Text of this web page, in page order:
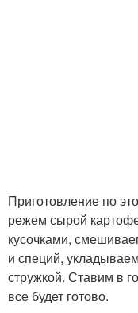
Приготовление по
режем сырой
кусочками,
и специй,
стружкой. Ставим в
все будет готово.